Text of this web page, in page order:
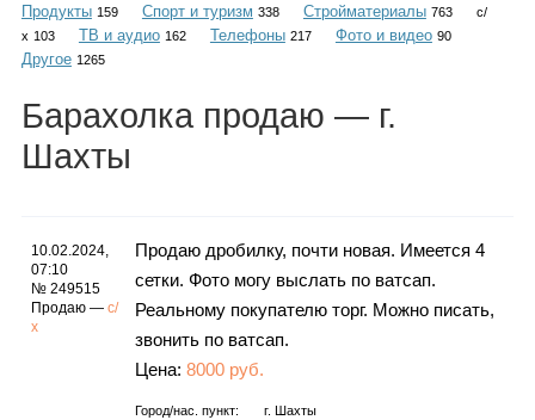
Гороскоп
Продукты 159 Спорт и туризм 338 Стройматериалы 763
с/
х 103 ТВ и аудио 162 Телефоны 217 Фото и видео 90
Другое 1265
Барахолка продаю — г.
Шахты
10.02.2024,
07:10
№ 249515
Продаю —с/
х
Продаю дробилку, почти новая. Имеется 4
сетки. Фото могу выслать по ватсап.
Реальному покупателю торг. Можно писать,
звонить по ватсап.
Цена: 8000 руб.
Город/нас. пункт: г. Шахты